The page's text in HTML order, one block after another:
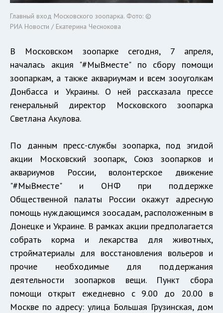
Главный вход Московского зоопарка. Фото: ©
РИА Новости / Екатерина Чеснокова
В Московском зоопарке сегодня, 7 апреля,
началась акция "#МыВместе" по сбору помощи
зоопаркам, а также аквариумам и всем зооуголкам
Донбасса и Украины. О ней рассказала прессе
генеральный директор Московского зоопарка
Светлана Акулова.
По данным пресс-службы зоопарка, под эгидой
акции Московский зоопарк, Союз зоопарков и
аквариумов России, волонтерское движение
"#МыВместе" и ОНФ при поддержке
Общественной палаты России окажут адресную
помощь нуждающимся зоосадам, расположенным в
Донецке и Украине. В рамках акции предполагается
собрать корма и лекарства для животных,
стройматериалы для восстановления вольеров и
прочие необходимые для поддержания
деятельности зоопарков вещи. Пункт сбора
помощи открыт ежедневно c 9.00 до 20.00 в
Москве по адресу: улица Большая Грузинская, дом